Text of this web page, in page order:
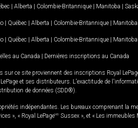
| Alberta | Colombie-Britannique | Manitoba |
| Québec | Alberta | Colombie-Britannique | Manitoba
| Québec | Alberta | Colombie-Britannique | Manitoba
au Canada | Dernières inscriptions au Canada
sur ce site proviennent des inscriptions Royal
et ses distributeurs. L'exactitude de
de données (SDD®).
indépendantes. Les bureaux comprenant la
», « Royal LePageMD Sussex », et « Les